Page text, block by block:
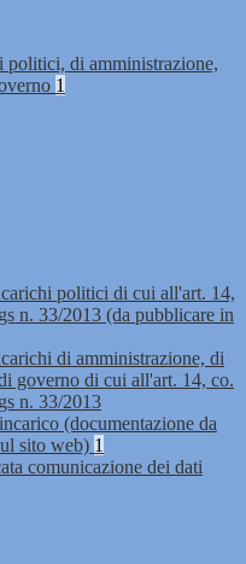
di amministrazione,
1
politici di cui all'art. 14,
n. 33/2013 (da pubblicare in
di amministrazione, di
governo di cui all'art. 14, co.
n. 33/2013
(documentazione da
sito web) 1
comunicazione dei dati